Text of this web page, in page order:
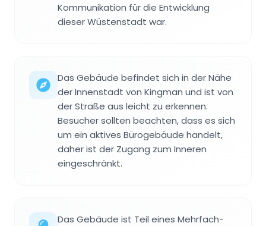
Kommunikation für die Entwicklung
dieser Wüstenstadt war.
Das Gebäude befindet sich in der Nähe
der Innenstadt von Kingman und ist von
der Straße aus leicht zu erkennen.
Besucher sollten beachten, dass es sich
um ein aktives Bürogebäude handelt,
daher ist der Zugang zum Inneren
eingeschränkt.
Das Gebäude ist Teil eines Mehrfach-